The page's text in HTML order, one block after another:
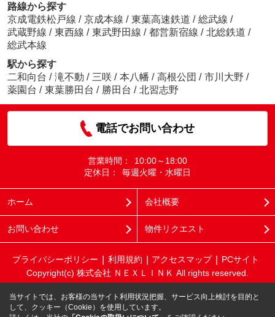
路線から探す
京成電鉄松戸線 / 京成本線 / 東葉高速鉄道 / 総武線 /
武蔵野線 / 東西線 / 東武野田線 / 都営新宿線 / 北総鉄道 /
総武本線
駅から探す
二和向台 / 滝不動 / 三咲 / 本八幡 / 高根公団 / 市川大野 /
薬園台 / 東葉勝田台 / 勝田台 / 北習志野
電話でお問い合わせ
営業時間：
10:00～18:00
定休日：
毎週火曜・水曜日
ホーム 会社概要
お問い合わせ 物件リクエスト
プライバシーポリシー 利用規約 アクセスマップ
PCサイト
Copyright(c) 株式会社 ＮＥＸＬＩＮＫ All rights reserved.
当サイトでは、お客様の当サイト利用状況把握、サービス向上検討を目的と
して、クッキー（Cookie）を使用しています。